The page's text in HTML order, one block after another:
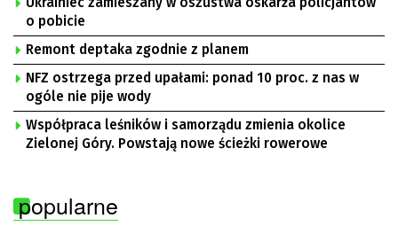
o pobicie
Remont deptaka zgodnie z planem
NFZ ostrzega przed upałami: ponad 10 proc. z nas w
ogóle nie pije wody
Współpraca leśników i samorządu zmienia okolice
Zielonej Góry. Powstają nowe ścieżki rowerowe
popularne